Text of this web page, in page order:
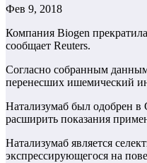
Фев 9, 2018
Компания Biogen
сообщает Reuters.
Согласно собранным
перенесших ишемический
Натализумаб был одобрен в
расширить показания
Натализумаб является
экспрессирующегося на